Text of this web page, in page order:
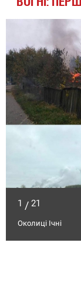
1 / 21
Околиці Ічні